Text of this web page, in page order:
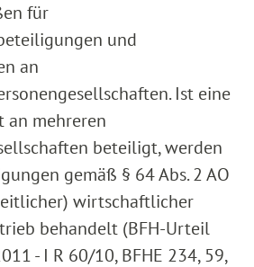
für
und
an
Ist eine
an mehreren
beteiligt, werden
gemäß § 64 Abs. 2 AO
wirtschaftlicher
behandelt (BFH-Urteil
- I R 60/10, BFHE 234, 59,